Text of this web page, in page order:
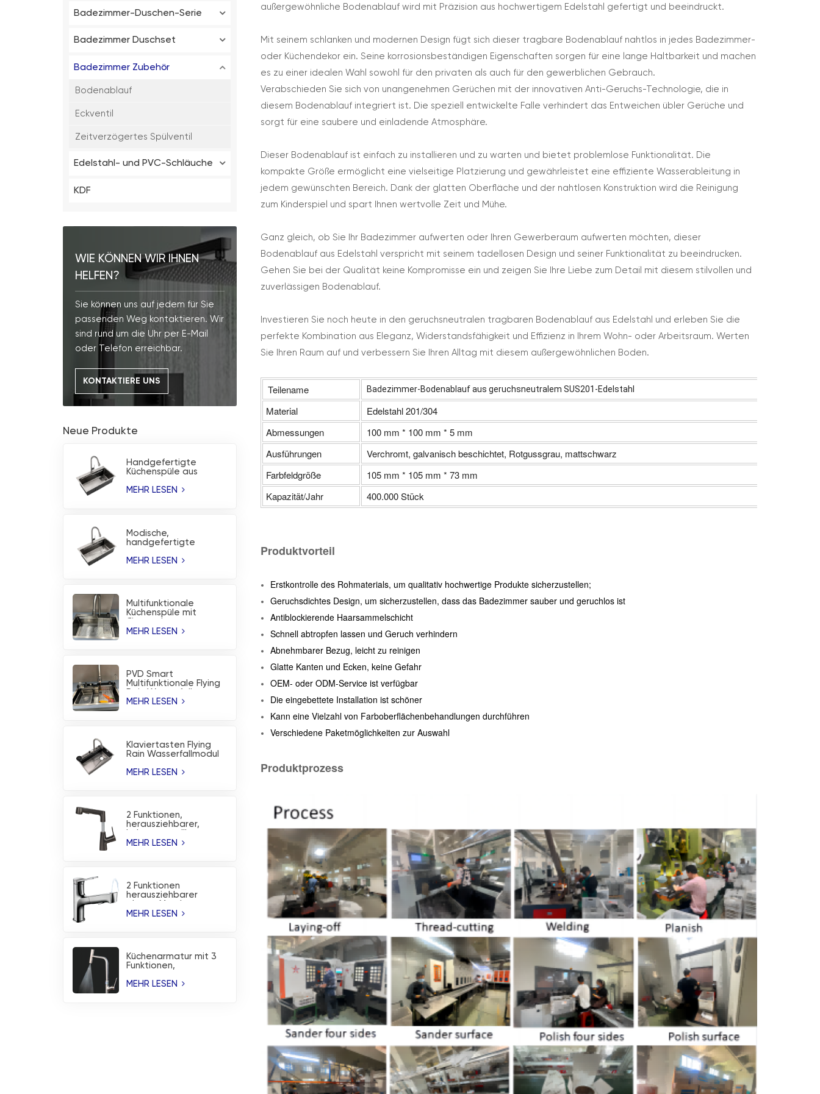
Badezimmer-Duschen-Serie
Badezimmer Duschset
Badezimmer Zubehör
Bodenablauf
Eckventil
Zeitverzögertes Spülventil
Edelstahl- und PVC-Schläuche
KDF
WIE KÖNNEN WIR IHNEN
HELFEN?
Sie können uns auf jedem für Sie
passenden Weg kontaktieren. Wir
sind rund um die Uhr per E-Mail
oder Telefon erreichbar.
KONTAKTIERE UNS
Neue Produkte
Handgefertigte
Küchenspüle aus
Beschichtung ohne
MEHR LESEN
Modische,
handgefertigte
korrosionsbeständiger
MEHR LESEN
Multifunktionale
Küchenspüle mit
Regenwasserfall aus
MEHR LESEN
PVD Smart
Multifunktionale Flying
Workstation
MEHR LESEN
Klaviertasten Flying
Rain Wasserfallmodul
Küchenspüle
MEHR LESEN
2 Funktionen,
herausziehbarer,
Waschbecken-
MEHR LESEN
2 Funktionen
herausziehbarer
Waschbecken-
MEHR LESEN
Küchenarmatur mit 3
Funktionen,
und Wasserfallbrause
MEHR LESEN
außergewöhnliche Bodenablauf wird mit Präzision aus hochwertigem Edelstahl gefertigt und beeindruckt.
Mit seinem schlanken und modernen Design fügt sich dieser tragbare Bodenablauf nahtlos in jedes Badezimmer-
oder Küchendekor ein. Seine korrosionsbeständigen Eigenschaften sorgen für eine lange Haltbarkeit und machen
es zu einer idealen Wahl sowohl für den privaten als auch für den gewerblichen Gebrauch.
Verabschieden Sie sich von unangenehmen Gerüchen mit der innovativen Anti-Geruchs-Technologie, die in
diesem Bodenablauf integriert ist. Die speziell entwickelte Falle verhindert das Entweichen übler Gerüche und
sorgt für eine saubere und einladende Atmosphäre.
Dieser Bodenablauf ist einfach zu installieren und zu warten und bietet problemlose Funktionalität. Die
kompakte Größe ermöglicht eine vielseitige Platzierung und gewährleistet eine effiziente Wasserableitung in
jedem gewünschten Bereich. Dank der glatten Oberfläche und der nahtlosen Konstruktion wird die Reinigung
zum Kinderspiel und spart Ihnen wertvolle Zeit und Mühe.
Ganz gleich, ob Sie Ihr Badezimmer aufwerten oder Ihren Gewerberaum aufwerten möchten, dieser
Bodenablauf aus Edelstahl verspricht mit seinem tadellosen Design und seiner Funktionalität zu beeindrucken.
Gehen Sie bei der Qualität keine Kompromisse ein und zeigen Sie Ihre Liebe zum Detail mit diesem stilvollen und
zuverlässigen Bodenablauf.
Investieren Sie noch heute in den geruchsneutralen tragbaren Bodenablauf aus Edelstahl und erleben Sie die
perfekte Kombination aus Eleganz, Widerstandsfähigkeit und Effizienz in Ihrem Wohn- oder Arbeitsraum. Werten
Sie Ihren Raum auf und verbessern Sie Ihren Alltag mit diesem außergewöhnlichen Boden.
Teilename Badezimmer-Bodenablauf aus geruchsneutralem SUS201-Edelstahl
Material
Edelstahl 201/304
Abmessungen
100 mm * 100 mm * 5 mm
Ausführungen
Verchromt, galvanisch beschichtet, Rotgussgrau, mattschwarz
Farbfeldgröße
105 mm * 105 mm * 73 mm
Kapazität/Jahr
400.000 Stück
Produktvorteil
Erstkontrolle des Rohmaterials, um qualitativ hochwertige Produkte sicherzustellen;
Geruchsdichtes Design, um sicherzustellen, dass das Badezimmer sauber und geruchlos ist
Antiblockierende Haarsammelschicht
Schnell abtropfen lassen und Geruch verhindern
Abnehmbarer Bezug, leicht zu reinigen
Glatte Kanten und Ecken, keine Gefahr
OEM- oder ODM-Service ist verfügbar
Die eingebettete Installation ist schöner
Kann eine Vielzahl von Farboberflächenbehandlungen durchführen
Verschiedene Paketmöglichkeiten zur Auswahl
Produktprozess